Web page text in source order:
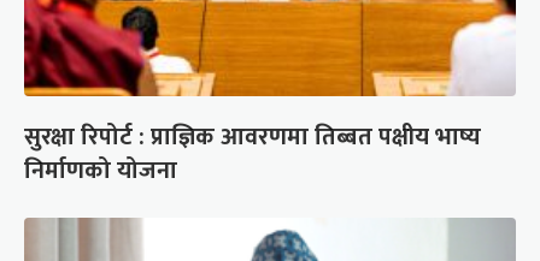
सुरक्षा रिपोर्ट : प्राज्ञिक आवरणमा तिब्बत पक्षीय भाष्य
निर्माणको योजना